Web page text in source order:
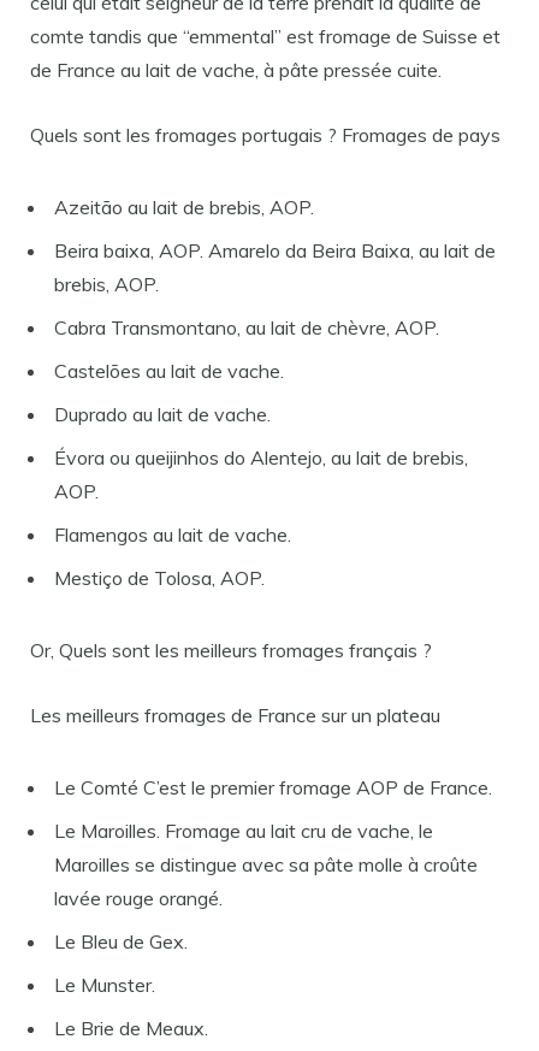
comte tandis que “emmental” est fromage de Suisse et
de France au lait de vache, à pâte pressée cuite.
Quels sont les fromages portugais ? Fromages de pays
Azeitão au lait de brebis, AOP.
Beira baixa, AOP. Amarelo da Beira Baixa, au lait de
brebis, AOP.
Cabra Transmontano, au lait de chèvre, AOP.
Castelões au lait de vache.
Duprado au lait de vache.
Évora ou queijinhos do Alentejo, au lait de brebis,
AOP.
Flamengos au lait de vache.
Mestiço de Tolosa, AOP.
Or, Quels sont les meilleurs fromages français ?
Les meilleurs fromages de France sur un plateau
Le Comté C’est le premier fromage AOP de France.
Le Maroilles. Fromage au lait cru de vache, le
Maroilles se distingue avec sa pâte molle à croûte
lavée rouge orangé.
Le Bleu de Gex.
Le Munster.
Le Brie de Meaux.